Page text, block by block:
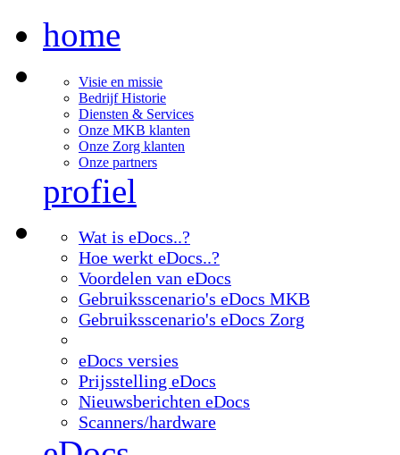
home
Visie en missie
Bedrijf Historie
Diensten & Services
Onze MKB klanten
Onze Zorg klanten
Onze partners
profiel
Wat is eDocs..?
Hoe werkt eDocs..?
Voordelen van eDocs
Gebruiksscenario's eDocs MKB
Gebruiksscenario's eDocs Zorg
eDocs versies
Prijsstelling eDocs
Nieuwsberichten eDocs
Scanners/hardware